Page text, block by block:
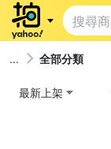
全部分類
最新上架